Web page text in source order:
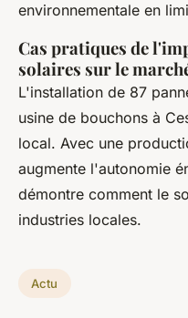
environnementale en
Cas pratiques de
solaires sur le
L'installation de 87
usine de bouchons à
local. Avec une
augmente l'autonomie
démontre comment le
industries locales.
Actu